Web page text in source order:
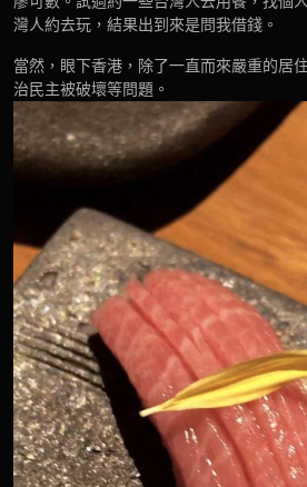
灣人約去玩，結果出到來是問我借錢。
當然，眼下香港，除了一直而來嚴重的居
治民主被破壞等問題。